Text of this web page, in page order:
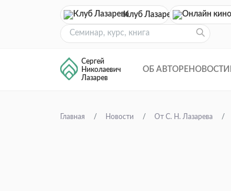
Клуб Лазарева
Сергей
Николаевич
Лазарев
ОБ АВТОРЕ НОВОСТИ
Главная Новости От С. Н. Лазарева